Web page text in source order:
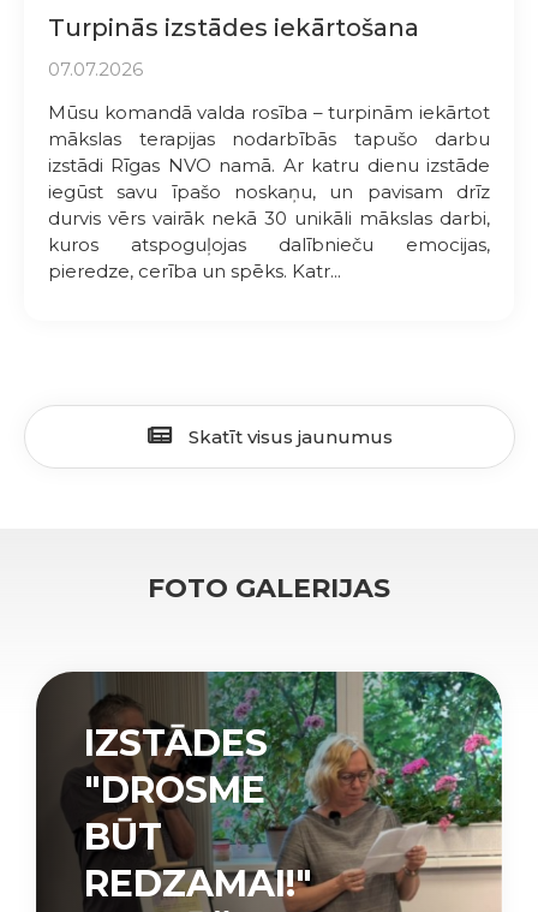
Turpinās izstādes iekārtošana
07.07.2026
Mūsu komandā valda rosība – turpinām iekārtot
mākslas terapijas nodarbībās tapušo darbu
izstādi Rīgas NVO namā. Ar katru dienu izstāde
iegūst savu īpašo noskaņu, un pavisam drīz
durvis vērs vairāk nekā 30 unikāli mākslas darbi,
kuros atspoguļojas dalībnieču emocijas,
pieredze, cerība un spēks. Katr...
Skatīt visus jaunumus
FOTO GALERIJAS
IZSTĀDES
"DROSME
BŪT
REDZAMAI!"